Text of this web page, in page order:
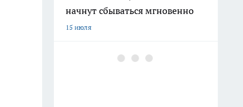
начнут сбываться мгновенно
15 июля
Ленинград окружен реками и